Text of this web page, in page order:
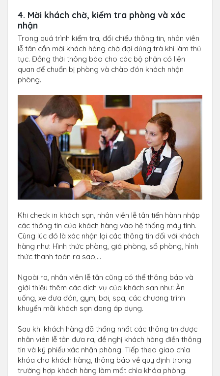
4. Mời khách chờ, kiểm tra phòng và xác
nhận
Trong quá trình kiểm tra, đối chiếu thông tin, nhân viên
lễ tân cần mời khách hàng chờ đợi dùng trà khi làm thủ
tục. Đồng thời thông báo cho các bộ phận có liên
quan để chuẩn bị phòng và chào đón khách nhận
phòng.
Khi check in khách sạn, nhân viên lễ tân tiến hành nhập
các thông tin của khách hàng vào hệ thống máy tính.
Cùng lúc đó là xác nhận lại các thông tin đối với khách
hàng như: Hình thức phòng, giá phòng, số phòng, hình
thức thanh toán ra sao,…
Ngoài ra, nhân viên lễ tân cũng có thể thông báo và
giới thiệu thêm các dịch vụ của khách sạn như: Ăn
uống, xe đưa đón, gym, bơi, spa, các chương trình
khuyến mãi khách sạn đang áp dụng.
Sau khi khách hàng đã thống nhất các thông tin được
nhân viên lễ tân đưa ra, đề nghị khách hàng điền thông
tin và ký phiếu xác nhận phòng. Tiếp theo giao chìa
khóa cho khách hàng, thông báo về quy định trong
trường hợp khách hàng làm mất chìa khóa phòng.